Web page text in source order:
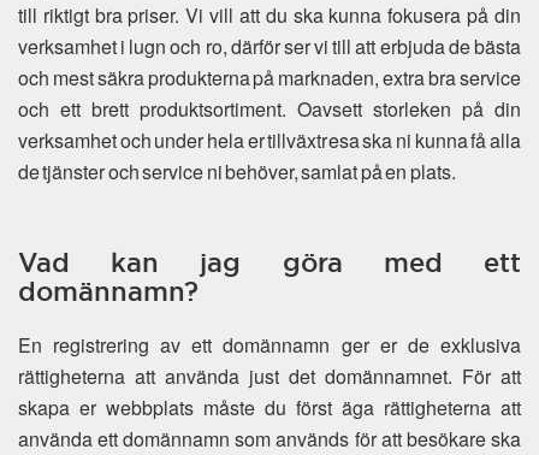
till riktigt bra priser. Vi vill att du ska kunna fokusera på din
verksamhet i lugn och ro, därför ser vi till att erbjuda de bästa
och mest säkra produkterna på marknaden, extra bra service
och ett brett produktsortiment. Oavsett storleken på din
verksamhet och under hela er tillväxtresa ska ni kunna få alla
de tjänster och service ni behöver, samlat på en plats.
Vad kan jag göra med ett
domännamn?
En registrering av ett domännamn ger er de exklusiva
rättigheterna att använda just det domännamnet. För att
skapa er webbplats måste du först äga rättigheterna att
använda ett domännamn som används för att besökare ska